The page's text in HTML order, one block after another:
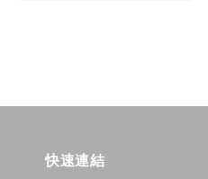
快速連結